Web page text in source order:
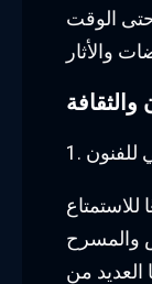
الوقت
والثقافة
للفنون
للاستمتاع
والمسرح
العديد من